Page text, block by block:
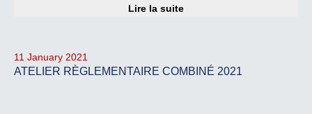
Lire la suite
11 January 2021
ATELIER RÈGLEMENTAIRE COMBINÉ 2021